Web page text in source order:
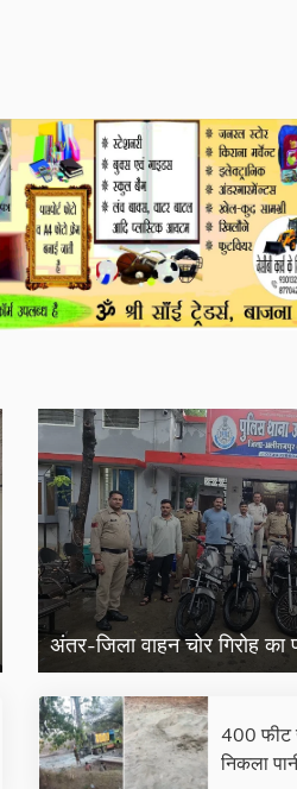
अंतर-जिला वाहन चोर गिरोह का
400 फीट
निकला